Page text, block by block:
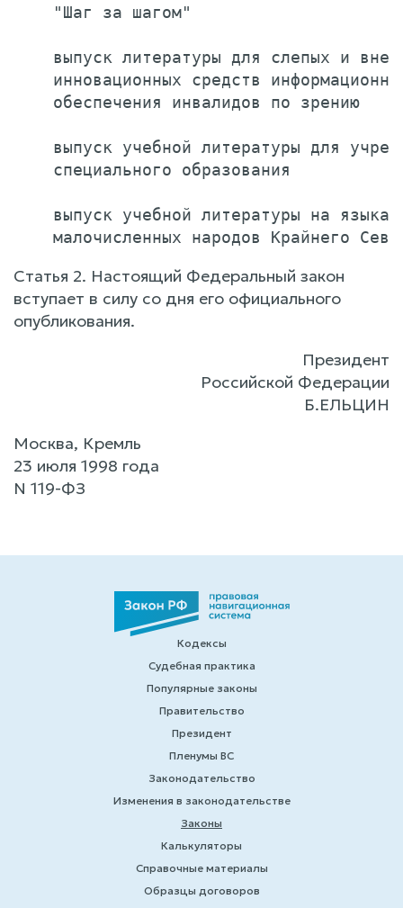
"Шаг за шагом"
выпуск литературы для слепых и
инновационных средств
обеспечения инвалидов по зрению
выпуск учебной литературы для
специального образования
выпуск учебной литературы на
Статья 2. Настоящий Федеральный закон
вступает в силу со дня его официального
опубликования.
Президент
Российской Федерации
Б.ЕЛЬЦИН
Москва, Кремль
23 июля 1998 года
N 119-ФЗ
Кодексы
Судебная практика
Популярные законы
Правительство
Президент
Пленумы ВС
Законодательство
Изменения в законодательстве
Законы
Калькуляторы
Справочные материалы
Образцы договоров